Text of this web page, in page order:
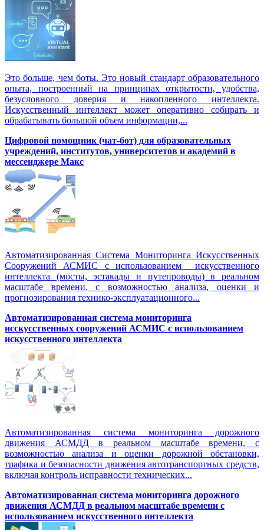
Это больше, чем боты. Это новый стандарт образовательного
опыта, построенный на принципах открытости, удобства,
безусловного доверия и накопленного интеллекта.
Искусственный интеллект может оперативно собирать и
обрабатывать большой объем информации,...
Цифровой помощник (чат-бот) для образовательных
учреждений, институтов, университетов и академий в
мессенджере Макс
Автоматизированная Система Мониторинга Искусственных
Сооружений АСМИС с использованием искусственного
интеллекта (мосты, эстакады и путепроводы) в реальном
масштабе времени, с возможностью анализа, оценки и
прогнозирования технико-эксплуатационного...
Автоматизированная система мониторинга
исскусственных сооружений АСМИС с использованием
искусственного интеллекта
Автоматизированная система мониторинга дорожного
движения АСМДД в реальном масштабе времени, с
возможностью анализа и оценки дорожной обстановки,
трафика и безопасности движения автотранспортных средств,
включая контроль исправности технических...
Автоматизированная cистема мониторинга дорожного
движения АСМДД в реальном масштабе времени с
использованием искусственного интеллекта